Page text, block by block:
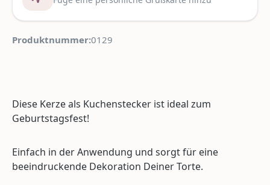
Produktnummer:0129
Diese Kerze als Kuchenstecker ist ideal zum
Geburtstagsfest!
Einfach in der Anwendung und sorgt für eine
beeindruckende Dekoration Deiner Torte.